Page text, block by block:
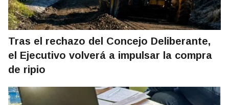
Tras el rechazo del Concejo Deliberante,
el Ejecutivo volverá a impulsar la compra
de ripio